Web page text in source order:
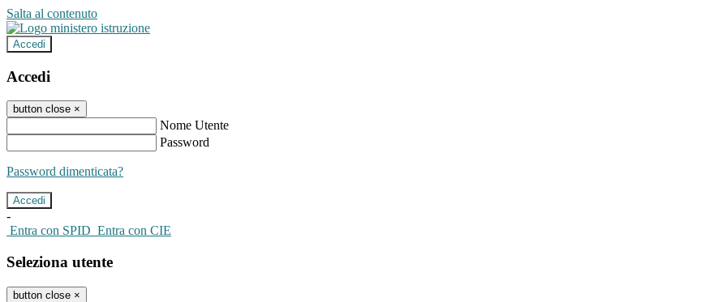
Salta al contenuto
Accedi
Accedi
button close ×
Nome Utente
Password
Password dimenticata?
-
Entra con SPID Entra con CIE
Seleziona utente
button close ×